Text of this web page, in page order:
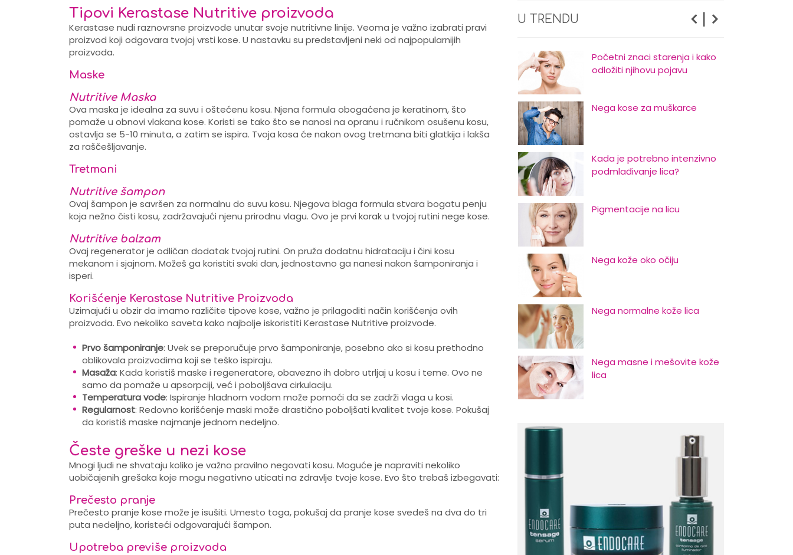
Tipovi Kerastase Nutritive proizvoda
Kerastase nudi raznovrsne proizvode unutar svoje nutritivne linije. Veoma je važno izabrati pravi
proizvod koji odgovara tvojoj vrsti kose. U nastavku su predstavljeni neki od najpopularnijih
proizvoda.
Maske
Nutritive Maska
Ova maska je idealna za suvu i oštećenu kosu. Njena formula obogaćena je keratinom, što
pomaže u obnovi vlakana kose. Koristi se tako što se nanosi na opranu i ručnikom osušenu kosu,
ostavlja se 5-10 minuta, a zatim se ispira. Tvoja kosa će nakon ovog tretmana biti glatkija i lakša
za raščešljavanje.
Tretmani
Nutritive šampon
Ovaj šampon je savršen za normalnu do suvu kosu. Njegova blaga formula stvara bogatu penju
koja nežno čisti kosu, zadržavajući njenu prirodnu vlagu. Ovo je prvi korak u tvojoj rutini nege kose.
Nutritive balzam
Ovaj regenerator je odličan dodatak tvojoj rutini. On pruža dodatnu hidrataciju i čini kosu
mekanom i sjajnom. Možeš ga koristiti svaki dan, jednostavno ga nanesi nakon šamponiranja i
isperi.
Korišćenje Kerastase Nutritive Proizvoda
Uzimajući u obzir da imamo različite tipove kose, važno je prilagoditi način korišćenja ovih
proizvoda. Evo nekoliko saveta kako najbolje iskoristiti Kerastase Nutritive proizvode.
Prvo šamponiranje: Uvek se preporučuje prvo šamponiranje, posebno ako si kosu prethodno
oblikovala proizvodima koji se teško ispiraju.
Masaža: Kada koristiš maske i regeneratore, obavezno ih dobro utrljaj u kosu i teme. Ovo ne
samo da pomaže u apsorpciji, već i poboljšava cirkulaciju.
Temperatura vode: Ispiranje hladnom vodom može pomoći da se zadrži vlaga u kosi.
Regularnost: Redovno korišćenje maski može drastično poboljšati kvalitet tvoje kose. Pokušaj
da koristiš maske najmanje jednom nedeljno.
Česte greške u nezi kose
Mnogi ljudi ne shvataju koliko je važno pravilno negovati kosu. Moguće je napraviti nekoliko
uobičajenih grešaka koje mogu negativno uticati na zdravlje tvoje kose. Evo što trebaš izbegavati:
Prečesto pranje
Prečesto pranje kose može je isušiti. Umesto toga, pokušaj da pranje kose svedeš na dva do tri
puta nedeljno, koristeći odgovarajući šampon.
Upotreba previše proizvoda
U TRENDU |
Početni znaci starenja i kako
odložiti njihovu pojavu
Nega kose za muškarce
Kada je potrebno intenzivno
podmlađivanje lica?
Pigmentacije na licu
Nega kože oko očiju
Nega normalne kože lica
Nega masne i mešovite kože
lica
Nega kose za muškarce